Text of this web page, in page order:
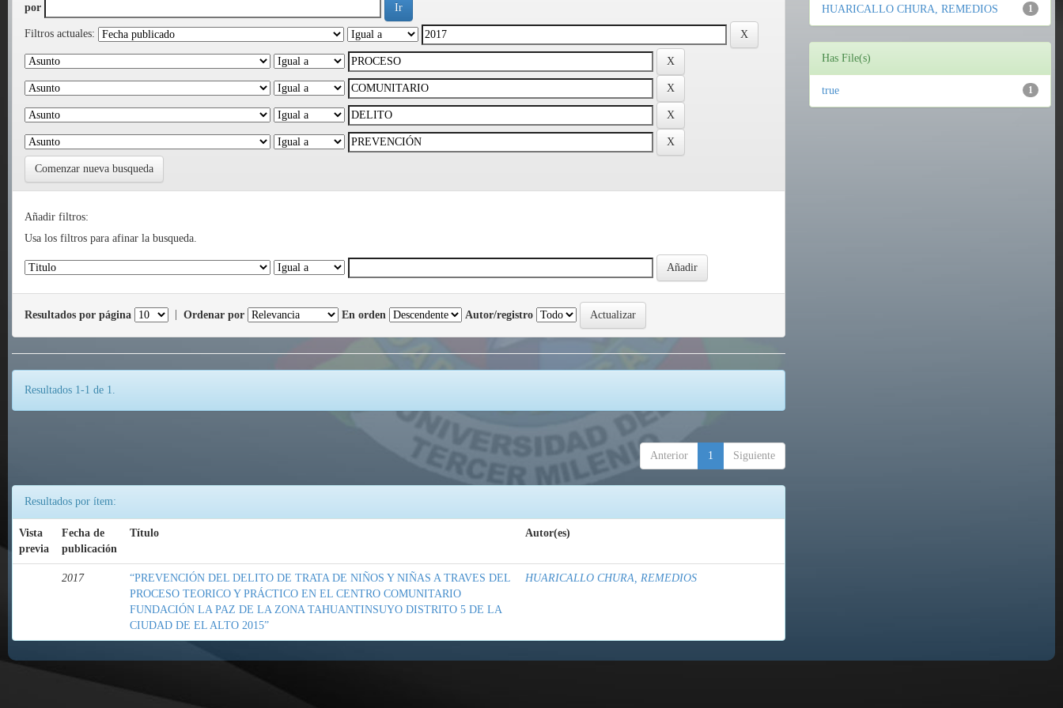
por
Filtros actuales:
Comenzar nueva busqueda
Añadir filtros:
Usa los filtros para afinar la busqueda.
Resultados por página Ordenar por En orden Autor/registro
Resultados 1-1 de 1.
Anterior 1 Siguiente
Resultados por ítem:
Vista
previa
Fecha de
publicación
Título Autor(es)
2017
“PREVENCIÓN DEL DELITO DE TRATA DE NIÑOS Y NIÑAS A TRAVES DEL
PROCESO TEORICO Y PRÁCTICO EN EL CENTRO COMUNITARIO
FUNDACIÓN LA PAZ DE LA ZONA TAHUANTINSUYO DISTRITO 5 DE LA
CIUDAD DE EL ALTO 2015”
HUARICALLO CHURA, REMEDIOS
1
HUARICALLO CHURA, REMEDIOS
Has File(s)
1
true